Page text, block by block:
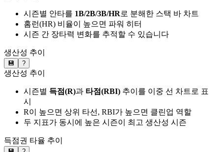
시즌별 안타를 1B/2B/3B/HR로 분해한 스택 바 차트
홈런(HR) 비율이 높으면 파워 히터
시즌 간 장타력 변화를 추적할 수 있습니다
생산성 추이
💾 ?
생산성 추이
시즌별 득점(R)과 타점(RBI) 추이를 이중 선 차트로 표
시
R이 높으면 상위 타선, RBI가 높으면 클린업 역할
두 지표가 동시에 높은 시즌이 최고 생산성 시즌
득점권 타율 추이